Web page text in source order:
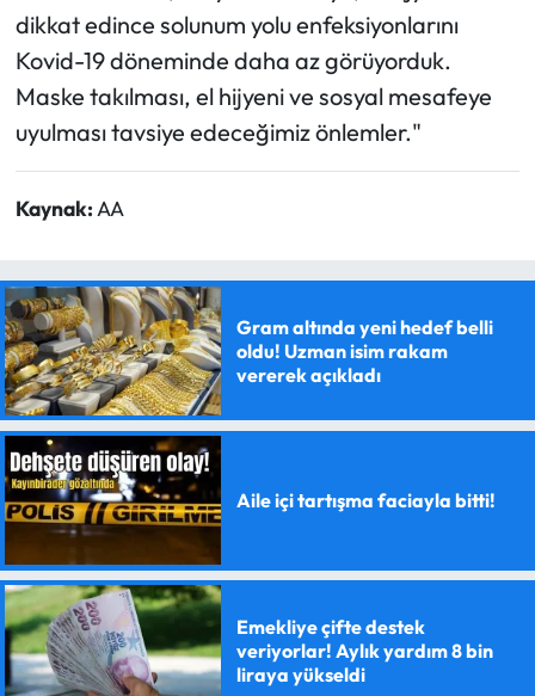
dikkat edince solunum yolu enfeksiyonlarını
Kovid-19 döneminde daha az görüyorduk.
Maske takılması, el hijyeni ve sosyal mesafeye
uyulması tavsiye edeceğimiz önlemler."
Kaynak: AA
Gram altında yeni hedef belli
oldu! Uzman isim rakam
vererek açıkladı
Aile içi tartışma faciayla bitti!
Emekliye çifte destek
veriyorlar! Aylık yardım 8 bin
liraya yükseldi